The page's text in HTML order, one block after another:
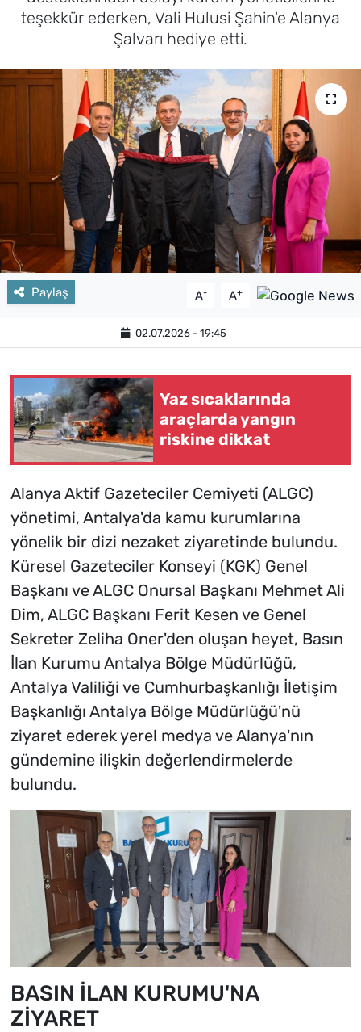
teşekkür ederken, Vali Hulusi Şahin'e Alanya
Şalvarı hediye etti.
Paylaş A- A+
02.07.2026 - 19:45
Yaz sıcaklarında
araçlarda yangın
riskine dikkat
Alanya Aktif Gazeteciler Cemiyeti (ALGC)
yönetimi, Antalya'da kamu kurumlarına
yönelik bir dizi nezaket ziyaretinde bulundu.
Küresel Gazeteciler Konseyi (KGK) Genel
Başkanı ve ALGC Onursal Başkanı Mehmet Ali
Dim, ALGC Başkanı Ferit Kesen ve Genel
Sekreter Zeliha Oner'den oluşan heyet, Basın
İlan Kurumu Antalya Bölge Müdürlüğü,
Antalya Valiliği ve Cumhurbaşkanlığı İletişim
Başkanlığı Antalya Bölge Müdürlüğü'nü
ziyaret ederek yerel medya ve Alanya'nın
gündemine ilişkin değerlendirmelerde
bulundu.
BASIN İLAN KURUMU'NA
ZİYARET